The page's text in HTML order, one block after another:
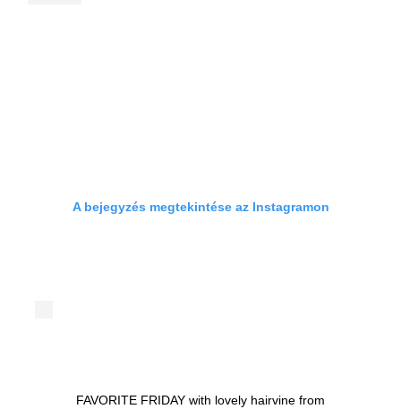
A bejegyzés megtekintése az Instagramon
FAVORITE FRIDAY with lovely hairvine from